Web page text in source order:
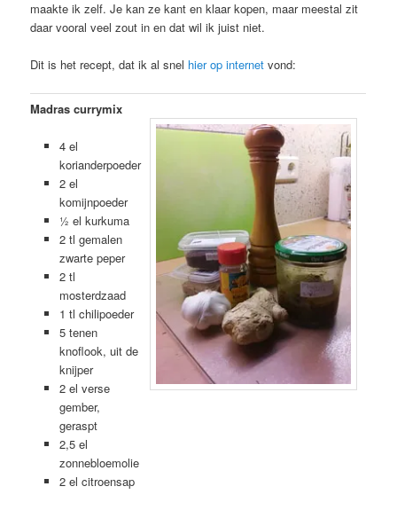
maakte ik zelf. Je kan ze kant en klaar kopen, maar meestal zit
daar vooral veel zout in en dat wil ik juist niet.
Dit is het recept, dat ik al snel hier op internet vond:
Madras currymix
4 el
korianderpoeder
2 el
komijnpoeder
½ el kurkuma
2 tl gemalen
zwarte peper
2 tl
mosterdzaad
1 tl chilipoeder
5 tenen
knoflook, uit de
knijper
2 el verse
gember,
geraspt
2,5 el
zonnebloemolie
2 el citroensap